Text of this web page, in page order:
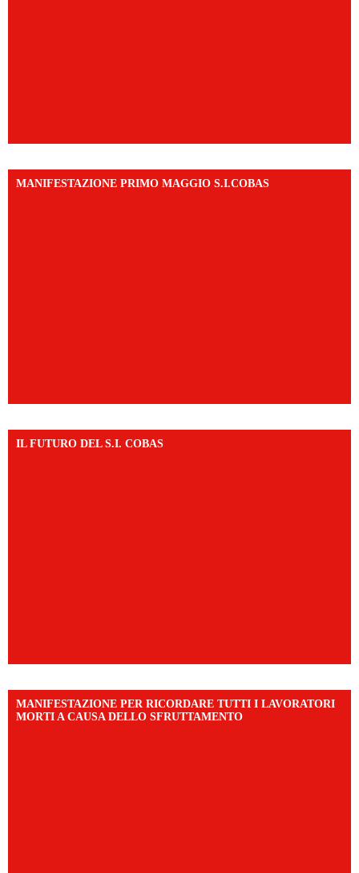
MANIFESTAZIONE PRIMO MAGGIO S.I.COBAS
IL FUTURO DEL S.I. COBAS
MANIFESTAZIONE PER RICORDARE TUTTI I LAVORATORI
MORTI A CAUSA DELLO SFRUTTAMENTO